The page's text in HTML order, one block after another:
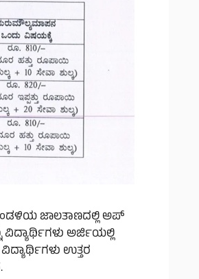
ಜಾಲತಾಣದಲ್ಲಿ ಅಪ್
ಅರ್ಜಿಯಲ್ಲಿ
ಉತ್ತರ